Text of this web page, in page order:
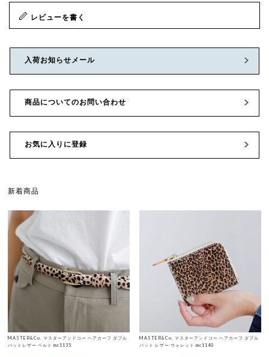
レビューを書く
入荷お知らせメール
商品についてのお問い合わせ
お気に入りに登録
新着商品
MASTER&Co. マスターアンドコー ヘアカーフ ダブル
バットレザー ベルト mc1135
MASTER&Co. マスターアンドコー ヘアカーフ ダブル
バット レザー ウォレット mc1140